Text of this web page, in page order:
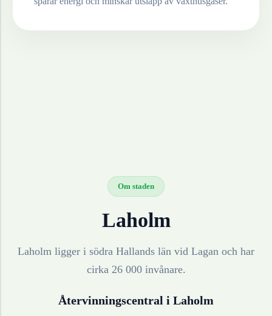
Om staden
Laholm
Laholm ligger i södra Hallands län vid Lagan och har
cirka 26 000 invånare.
Återvinningscentral i Laholm